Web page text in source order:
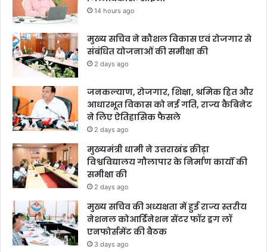
14 hours ago
मुख्य सचिव ने कौशल विकास एवं रोजगार से
संबंधित योजनाओं की समीक्षा की
2 days ago
जनकल्याण, रोजगार, शिक्षा, श्रमिक हित और
आधारभूत विकास को नई गति, राज्य कैबिनेट
ने लिए ऐतिहासिक फैसले
2 days ago
मुख्यमंत्री धामी ने उत्तराखंड क्रीड़ा
विश्वविद्यालय गौलापार के निर्माण कार्यों की
समीक्षा की
2 days ago
मुख्य सचिव की अध्यक्षता में हुई राज्य स्तरीय
नेशनल कोआर्डिनेशन सेंटर फॉर ड्रग लॉ
एनफोर्समेंट की बैठक
3 days ago